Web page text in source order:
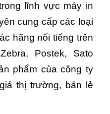
lĩnh vực máy in
cung cấp các loại
hãng nổi tiếng trên
Postek, Sato
phẩm của công ty
thị trường, bán lẻ